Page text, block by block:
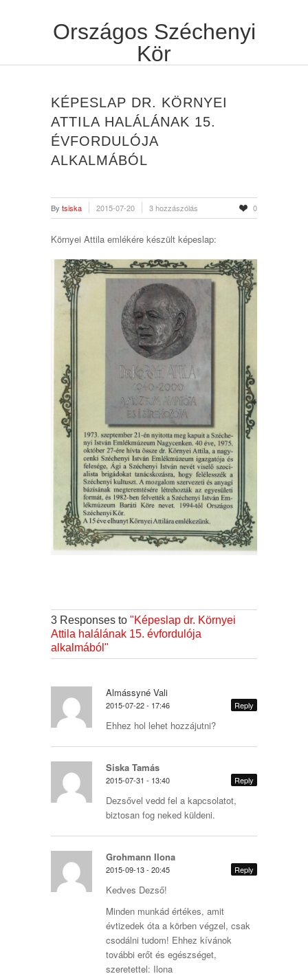
Országos Széchenyi
Kör
KÉPESLAP DR. KÖRNYEI
ATTILA HALÁLÁNAK 15.
ÉVFORDULÓJA
ALKALMÁBÓL
By tsiska 2015-07-20 3 hozzászólás 0
Környei Attila emlékére készült képeslap:
3 Responses to "Képeslap dr. Környei
Attila halálának 15. évfordulója
alkalmából"
Almássyné Vali
2015-07-22 - 17:46 Reply
Ehhez hol lehet hozzájutni?
Siska Tamás
2015-07-31 - 13:40 Reply
Dezsővel vedd fel a kapcsolatot,
biztosan fog neked küldeni.
Grohmann Ilona
2015-09-13 - 20:45 Reply
Kedves Dezső!
Minden munkád értékes, amit
évtizedek óta a körben végzel, csak
csodálni tudom! Ehhez kívánok
további erőt és egészséget,
szeretettel: Ilona